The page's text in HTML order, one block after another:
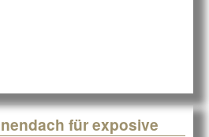
für exposive